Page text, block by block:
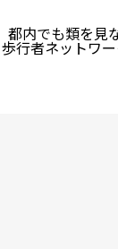
内でも類を見
行者ネットワ